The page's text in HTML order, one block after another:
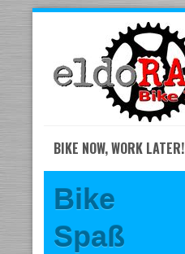
content
BIKE NOW, WORK LATER!
Bike
Spaß